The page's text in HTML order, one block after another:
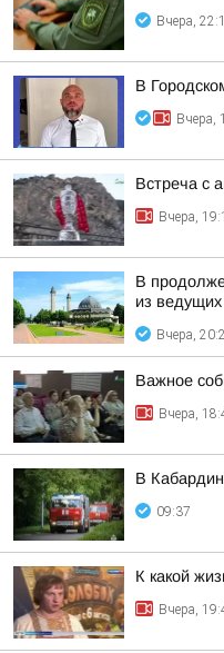
Вчера,
В
Вчера,
Встреча с
Вчера,
В
из
Вчера,
Важное
Вчера,
В
09:37
К какой
Вчера,